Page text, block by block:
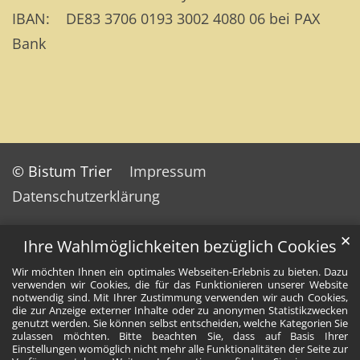
Ihre Wahlmöglichkeiten bezüglich Cookies
Wir möchten Ihnen ein optimales Webseiten-Erlebnis zu bieten. Dazu
verwenden wir Cookies, die für das Funktionieren unserer Website
notwendig sind. Mit Ihrer Zustimmung verwenden wir auch Cookies,
die zur Anzeige externer Inhalte oder zu anonymen Statistikzwecken
genutzt werden. Sie können selbst entscheiden, welche Kategorien Sie
zulassen möchten. Bitte beachten Sie, dass auf Basis Ihrer
Einstellungen womöglich nicht mehr alle Funktionalitäten der Seite zur
✕
IBAN: DE83 3706 0193 3002 4080 06 bei PAX
Bank
© Bistum Trier
Impressum
Datenschutzerklärung